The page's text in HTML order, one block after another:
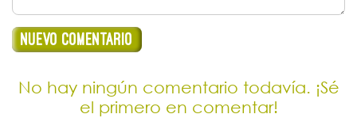
No hay ningún comentario todavía. ¡Sé
el primero en comentar!